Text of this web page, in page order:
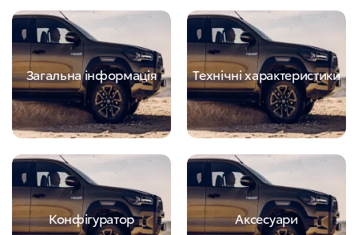
Загальна інформація Технічні характеристики
Конфігуратор Аксесуари